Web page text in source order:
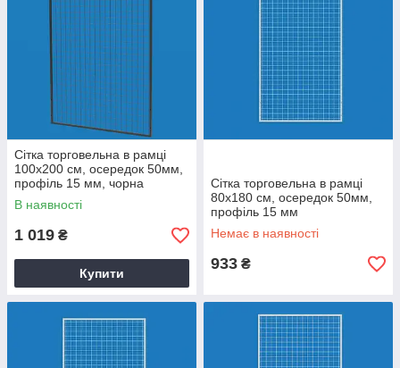
Сітка торговельна в рамці
100х200 см, осередок 50мм,
профіль 15 мм, чорна
В наявності
1 019 ₴
Купити
Сітка торговельна в рамці
80х180 см, осередок 50мм,
профіль 15 мм
Немає в наявності
933 ₴